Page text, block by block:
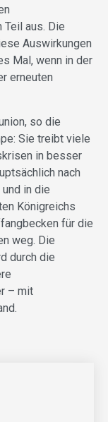
aus. Die
Auswirkungen
Mal, wenn in der
erneuten
so die
Sie treibt viele
in besser
nach
in die
Königreichs
für die
weg. Die
durch die
– mit